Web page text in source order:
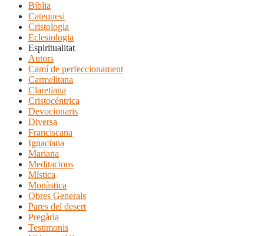
Bíblia
Catequesi
Cristologia
Eclesiologia
Espiritualitat
Autors
Camí de perfeccionament
Carmelitana
Claretiana
Cristocéntrica
Devocionaris
Diversa
Franciscana
Ignaciana
Mariana
Meditacions
Mística
Monàstica
Obres Generals
Pares del desert
Pregària
Testimonis